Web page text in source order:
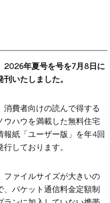
2026年夏号を号を7月8日に
刊いたしました。
消費者向けの読んで得する
ウハウを満載した無料住宅
報紙「ユーザー版」を年4回
行しております。
ファイルサイズが大きいの
、パケット通信料金定額制